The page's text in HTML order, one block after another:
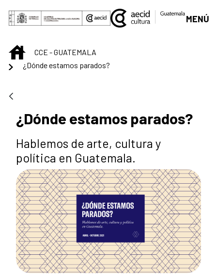
Saltar al contenido principal
MENÚ
INICIOCCE - GUATEMALA
¿Dónde estamos parados?
¿Dónde estamos parados?
Hablemos de arte, cultura y
política en Guatemala.